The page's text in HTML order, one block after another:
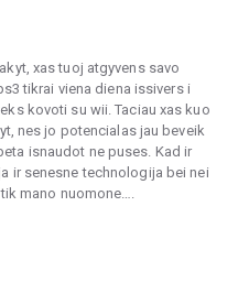
xas tuoj atgyvens savo
tikrai viena diena issivers i
kovoti su wii. Taciau xas kuo
nes jo potencialas jau beveik
isnaudot ne puses. Kad ir
ir senesne technologija bei nei
mano nuomone….